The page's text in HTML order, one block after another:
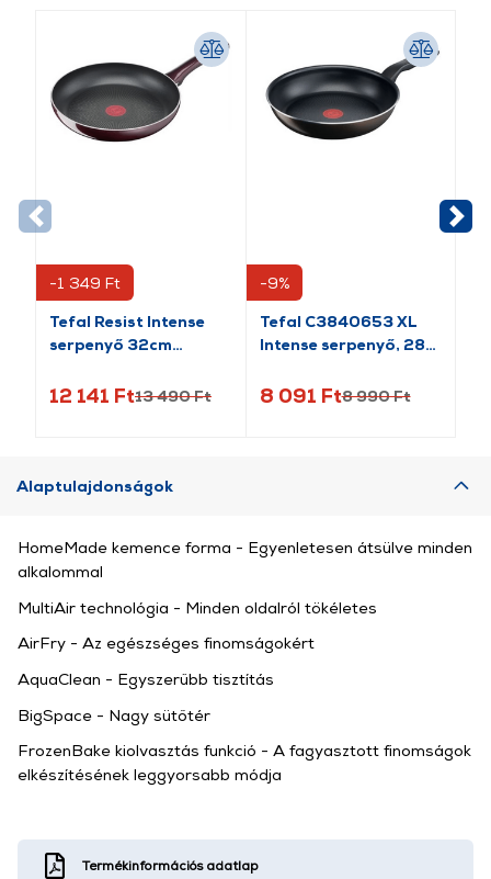
-1 349 Ft
Tefal Resist Intense
serpenyő 32cm
12 141 Ft13 490 Ft
-9%
Tefal C3840653 XL
Intense serpenyő, 28
8 091 Ft8 990 Ft
Alaptulajdonságok
HomeMade kemence forma - Egyenletesen átsülve minden
alkalommal
MultiAir technológia - Minden oldalról tökéletes
AirFry - Az egészséges finomságokért
AquaClean - Egyszerűbb tisztítás
BigSpace - Nagy sütőtér
FrozenBake kiolvasztás funkció - A fagyasztott finomságok
elkészítésének leggyorsabb módja
Termékinformációs adatlap